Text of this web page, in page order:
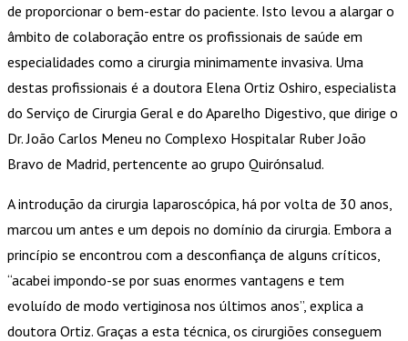
de proporcionar o bem-estar do paciente. Isto levou a alargar o
âmbito de colaboração entre os profissionais de saúde em
especialidades como a cirurgia minimamente invasiva. Uma
destas profissionais é a doutora Elena Ortiz Oshiro, especialista
do Serviço de Cirurgia Geral e do Aparelho Digestivo, que dirige o
Dr. João Carlos Meneu no Complexo Hospitalar Ruber João
Bravo de Madrid, pertencente ao grupo Quirónsalud.
A introdução da cirurgia laparoscópica, há por volta de 30 anos,
marcou um antes e um depois no domínio da cirurgia. Embora a
princípio se encontrou com a desconfiança de alguns críticos,
“acabei impondo-se por suas enormes vantagens e tem
evoluído de modo vertiginosa nos últimos anos”, explica a
doutora Ortiz. Graças a esta técnica, os cirurgiões conseguem